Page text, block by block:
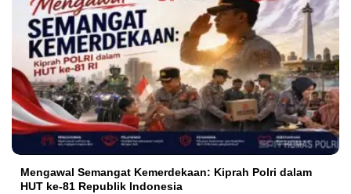
Mengawal Semangat Kemerdekaan: Kiprah Polri dalam
HUT ke-81 Republik Indonesia